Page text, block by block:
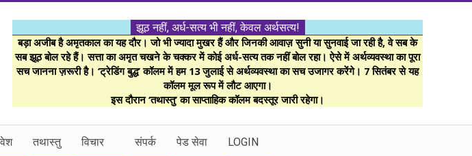
झूठ नहीं, अर्ध-सत्य भी नहीं, केवल अर्थसत्य!
बड़ा अजीब है अमृतकाल का यह दौर। जो भी ज्यादा मुखर हैं और जिनकी आवाज़ सुनी या सुनवाई जा रही है, वे सब के
सब झूठ बोल रहे हैं। सत्ता का अमृत चखने के चक्कर में कोई अर्ध-सत्य तक नहीं बोल रहा। ऐसे में अर्थव्यवस्था का पूरा
सच जानना ज़रूरी है। ‘ट्रेडिंग बुद्ध’ कॉलम में हम 13 जुलाई से अर्थव्यवस्था का सच उजागर करेंगे। 7 सितंबर से यह
कॉलम मूल रूप में लौट आएगा।
इस दौरान ‘तथास्तु’ का साप्ताहिक कॉलम बदस्तूर जारी रहेगा।
तथास्तु विचार संपर्क पेड सेवा LOGIN